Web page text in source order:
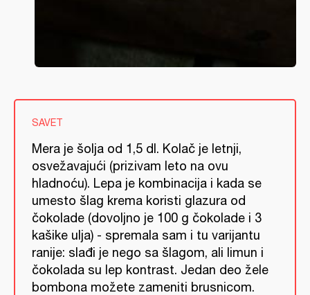
SAVET
Mera je šolja od 1,5 dl. Kolač je letnji,
osvežavajući (prizivam leto na ovu
hladnoću). Lepa je kombinacija i kada se
umesto šlag krema koristi glazura od
čokolade (dovoljno je 100 g čokolade i 3
kašike ulja) - spremala sam i tu varijantu
ranije: slađi je nego sa šlagom, ali limun i
čokolada su lep kontrast. Jedan deo žele
bombona možete zameniti brusnicom.